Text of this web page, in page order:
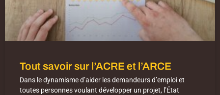
Tout savoir sur l’ACRE et l’ARCE
Dans le dynamisme d’aider les demandeurs d’emploi et
toutes personnes voulant développer un projet, l’État